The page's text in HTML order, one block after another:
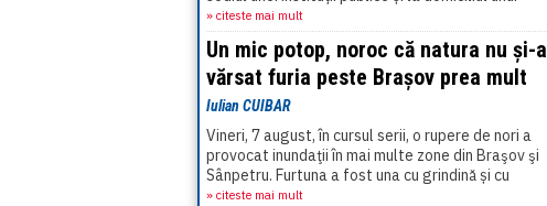
funcționar public, într-un dosar penal[...]
» citeste mai mult
Un mic potop, noroc că natura nu și-a
vărsat furia peste Brașov prea mult
Iulian CUIBAR
Vineri, 7 august, în cursul serii, o rupere de nori a
provocat inundaţii în mai multe zone din Braşov şi
Sânpetru. Furtuna a fost una cu grindină și cu
vânt foarte puternic,[...]
» citeste mai mult